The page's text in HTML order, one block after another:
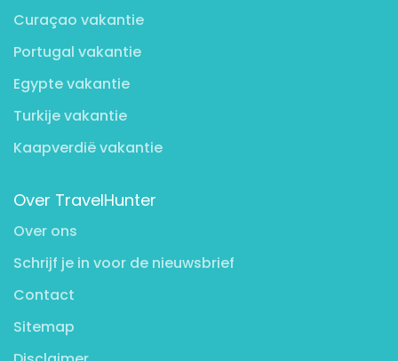
Curaçao vakantie
Portugal vakantie
Egypte vakantie
Turkije vakantie
Kaapverdië vakantie
Over TravelHunter
Over ons
Schrijf je in voor de nieuwsbrief
Contact
Sitemap